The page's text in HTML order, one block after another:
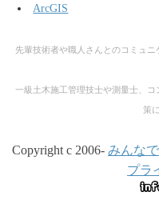
ArcGIS
先輩技術者や職人さんとのコミュ
一級土木施工管理技士や測量士、
策
Copyright c 2006- みんな
プラ